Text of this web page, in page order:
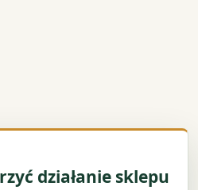
działanie sklepu